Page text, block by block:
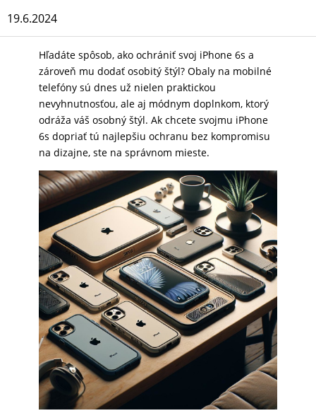
MOBIL
TVRDENÉ
PRODUKTY
PRÍSLUŠENSTVO
MOBILY
19.6.2024
Hľadáte spôsob, ako ochrániť svoj iPhone 6s a
zároveň mu dodať osobitý štýl? Obaly na mobilné
telefóny sú dnes už nielen praktickou
nevyhnutnosťou, ale aj módnym doplnkom, ktorý
odráža váš osobný štýl. Ak chcete svojmu iPhone
6s dopriať tú najlepšiu ochranu bez kompromisu
na dizajne, ste na správnom mieste.